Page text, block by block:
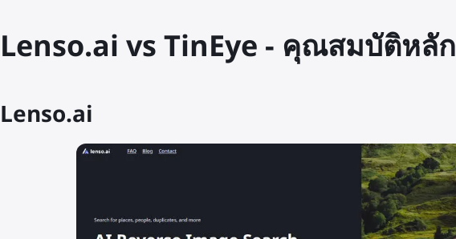
Lenso.ai vs TinEye - คุณสมบัติหลัก
Lenso.ai